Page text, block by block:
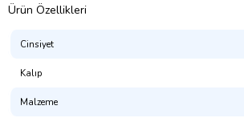
oluşturulabilir.
olan pamuklu kumaşları tercih ediniz.
Bambu kadın nakışlı büstiyer şıklık arayan
ailesi olarak güzel günlerde kullanmanızı
Ürün Özellikleri
Cinsiyet
Kalıp
Malzeme